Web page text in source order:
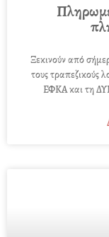
Ξεκινούν από
τους τραπεζικούς
ΕΦΚΑ και τη